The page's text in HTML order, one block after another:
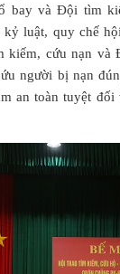
bay và Đội tìm
kỷ luật, quy chế
kiếm, cứu nạn và
người bị nạn
an toàn tuyệt